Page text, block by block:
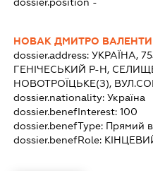
dossier.position -
НОВАК ДМИТРО
dossier.address:УКРАЇНА,
ГЕНІЧЕСЬКИЙ Р-Н,
НОВОТРОЇЦЬКЕ(З),
dossier.nationality:Україна
dossier.benefInterest:100
dossier.benefType: Прямий
dossier.benefRole: